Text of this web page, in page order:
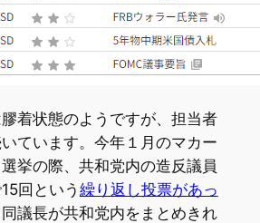
着状態のようですが、担当者
ています。今年１月のマカー
挙の際、共和党内の造反議員
回という繰り返し投票があっ
議長が共和党内をまとめきれ